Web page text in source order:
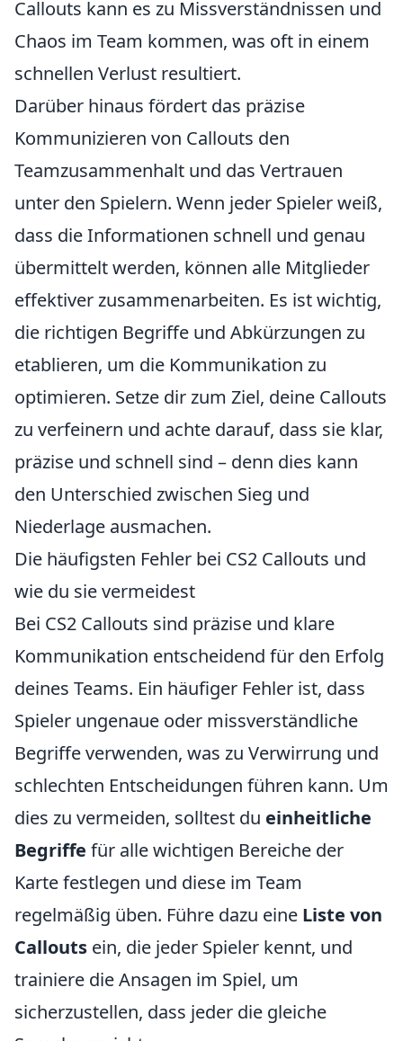
Callouts kann es zu Missverständnissen und
Chaos im Team kommen, was oft in einem
schnellen Verlust resultiert.
Darüber hinaus fördert das präzise
Kommunizieren von Callouts den
Teamzusammenhalt und das Vertrauen
unter den Spielern. Wenn jeder Spieler weiß,
dass die Informationen schnell und genau
übermittelt werden, können alle Mitglieder
effektiver zusammenarbeiten. Es ist wichtig,
die richtigen Begriffe und Abkürzungen zu
etablieren, um die Kommunikation zu
optimieren. Setze dir zum Ziel, deine Callouts
zu verfeinern und achte darauf, dass sie klar,
präzise und schnell sind – denn dies kann
den Unterschied zwischen Sieg und
Niederlage ausmachen.
Die häufigsten Fehler bei CS2 Callouts und
wie du sie vermeidest
Bei CS2 Callouts sind präzise und klare
Kommunikation entscheidend für den Erfolg
deines Teams. Ein häufiger Fehler ist, dass
Spieler ungenaue oder missverständliche
Begriffe verwenden, was zu Verwirrung und
schlechten Entscheidungen führen kann. Um
dies zu vermeiden, solltest du einheitliche
Begriffe für alle wichtigen Bereiche der
Karte festlegen und diese im Team
regelmäßig üben. Führe dazu eine Liste von
Callouts ein, die jeder Spieler kennt, und
trainiere die Ansagen im Spiel, um
sicherzustellen, dass jeder die gleiche